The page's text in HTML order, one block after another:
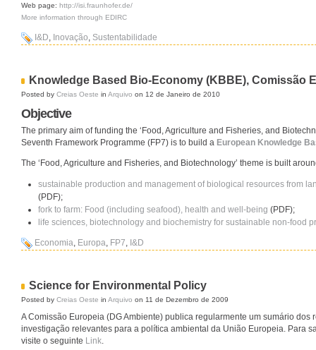
Web page: http://isi.fraunhofer.de/
More information through EDIRC
I&D Inovação Sustentabilidade
Knowledge Based Bio-Economy (KBBE), Comissão
Posted by Creias Oeste in Arquivo on 12 de Janeiro de 2010
Objective
The primary aim of funding the ‘Food, Agriculture and Fisheries, and
Seventh Framework Programme (FP7) is to build a European Knowledge
The ‘Food, Agriculture and Fisheries, and Biotechnology’ theme is built
sustainable production and management of biological resources from
(PDF);
fork to farm: Food (including seafood), health and well-being (PDF);
life sciences, biotechnology and biochemistry for sustainable non-food
Economia, Europa, FP7, I&D
Science for Environmental Policy
Posted by Creias Oeste in Arquivo on 11 de Dezembro de 2009
A Comissão Europeia (DG Ambiente) publica regularmente um sumário dos
investigação relevantes para a política ambiental da União Europeia. Para
visite o seguinte Link.